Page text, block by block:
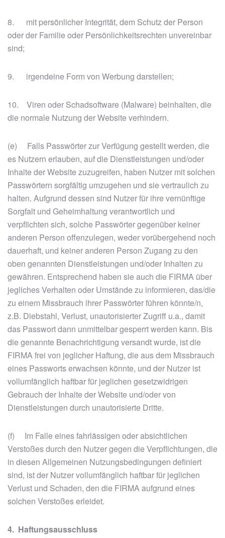
8. mit persönlicher Integrität, dem Schutz der Person
oder der Familie oder Persönlichkeitsrechten unvereinbar
sind;
9. irgendeine Form von Werbung darstellen;
10. Viren oder Schadsoftware (Malware) beinhalten, die
die normale Nutzung der Website verhindern.
(e) Falls Passwörter zur Verfügung gestellt werden, die
es Nutzern erlauben, auf die Dienstleistungen und/oder
Inhalte der Website zuzugreifen, haben Nutzer mit solchen
Passwörtern sorgfältig umzugehen und sie vertraulich zu
halten. Aufgrund dessen sind Nutzer für ihre vernünftige
Sorgfalt und Geheimhaltung verantwortlich und
verpflichten sich, solche Passwörter gegenüber keiner
anderen Person offenzulegen, weder vorübergehend noch
dauerhaft, und keiner anderen Person Zugang zu den
oben genannten Dienstleistungen und/oder Inhalten zu
gewähren. Entsprechend haben sie auch die FIRMA über
jegliches Verhalten oder Umstände zu informieren, das/die
zu einem Missbrauch ihrer Passwörter führen könnte/n,
z.B. Diebstahl, Verlust, unautorisierter Zugriff u.a., damit
das Passwort dann unmittelbar gesperrt werden kann. Bis
die genannte Benachrichtigung versandt wurde, ist die
FIRMA frei von jeglicher Haftung, die aus dem Missbrauch
eines Passworts erwachsen könnte, und der Nutzer ist
vollumfänglich haftbar für jeglichen gesetzwidrigen
Gebrauch der Inhalte der Website und/oder von
Dienstleistungen durch unautorisierte Dritte.
(f) Im Falle eines fahrlässigen oder absichtlichen
Verstoßes durch den Nutzer gegen die Verpflichtungen, die
in diesen Allgemeinen Nutzungsbedingungen definiert
sind, ist der Nutzer vollumfänglich haftbar für jeglichen
Verlust und Schaden, den die FIRMA aufgrund eines
solchen Verstoßes erleidet.
4. Haftungsausschluss